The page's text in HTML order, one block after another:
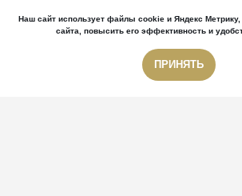
Звонок
Наш сайт использует файлы cookie и Яндекс
сайта, повысить его эффективность и
ПРИНЯТЬ